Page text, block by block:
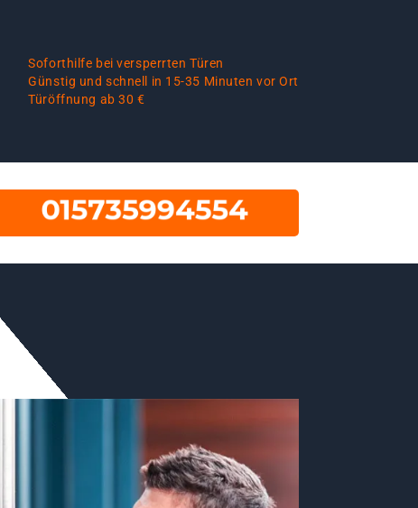
Soforthilfe bei versperrten Türen
Günstig und schnell in 15-35 Minuten vor Ort
Türöffnung ab 30 €